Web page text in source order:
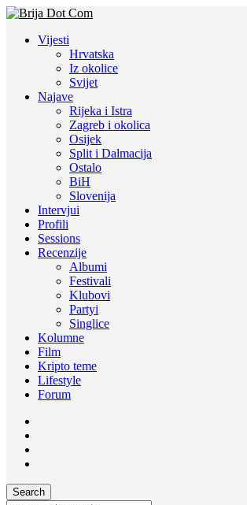
Vijesti
Hrvatska
Iz okolice
Svijet
Najave
Rijeka i Istra
Zagreb i okolica
Osijek
Split i Dalmacija
Ostalo
BiH
Slovenija
Intervjui
Profili
Sessions
Recenzije
Albumi
Festivali
Klubovi
Partyi
Singlice
Kolumne
Film
Kripto teme
Lifestyle
Forum